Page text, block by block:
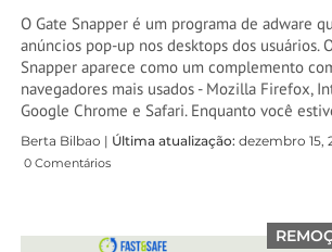
O Gate Snapper é um programa de adware
anúncios pop-up nos desktops dos usuários.
Snapper aparece como um complemento
navegadores mais usados ​​- Mozilla Firefox,
Google Chrome e Safari. Enquanto você
Berta Bilbao | Última atualização: dezembro 15,
0 Comentários